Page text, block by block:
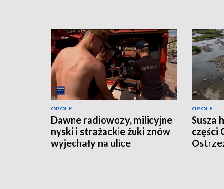
OPOLE
Dawne radiowozy, milicyjne
nyski i strażackie żuki znów
wyjechały na ulice
OPOLE
Susza
części